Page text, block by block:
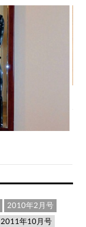
2010年2月号
2011年10月号